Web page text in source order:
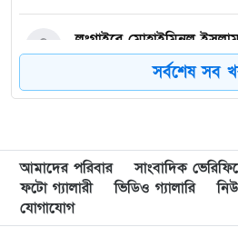
লংগাইরে মোহাইমিনুল
উঠান বৈঠক। যোগ্যতা ও
৭
জামে মসজিদের নতুন
পূর্বধলায় যে বিদ্যালয়ে
হিসেবে সংবর্ধিত মানসুরা
৯
সর্বশেষ সব
আমাদের পরিবার সাংবাদিক
ফটো গ্যালারী
ভিডিও গ্যালারি
যোগাযোগ